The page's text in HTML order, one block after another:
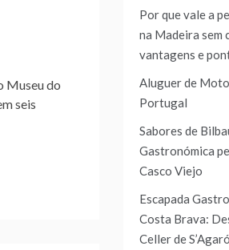
Museu do
seis
Por que vale a
na Madeira sem
vantagens e
Aluguer de
Portugal
Sabores de
Gastronómica
Casco Viejo
Escapada
Costa Brava:
Celler de